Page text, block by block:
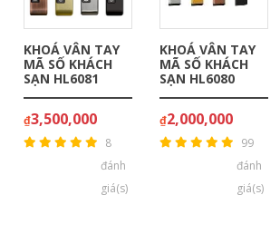
KHOÁ VÂN TAY
MÃ SỐ KHÁCH
SẠN HL6081
₫3,500,000
8
đánh
giá(s)
KHOÁ VÂN TAY
MÃ SỐ KHÁCH
SẠN HL6080
₫2,000,000
99
đánh
giá(s)